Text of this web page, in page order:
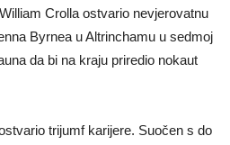
Crolla ostvario nevjerovatnu
Byrnea u Altrinchamu u sedmoj
da bi na kraju priredio nokaut
trijumf karijere. Suočen s do